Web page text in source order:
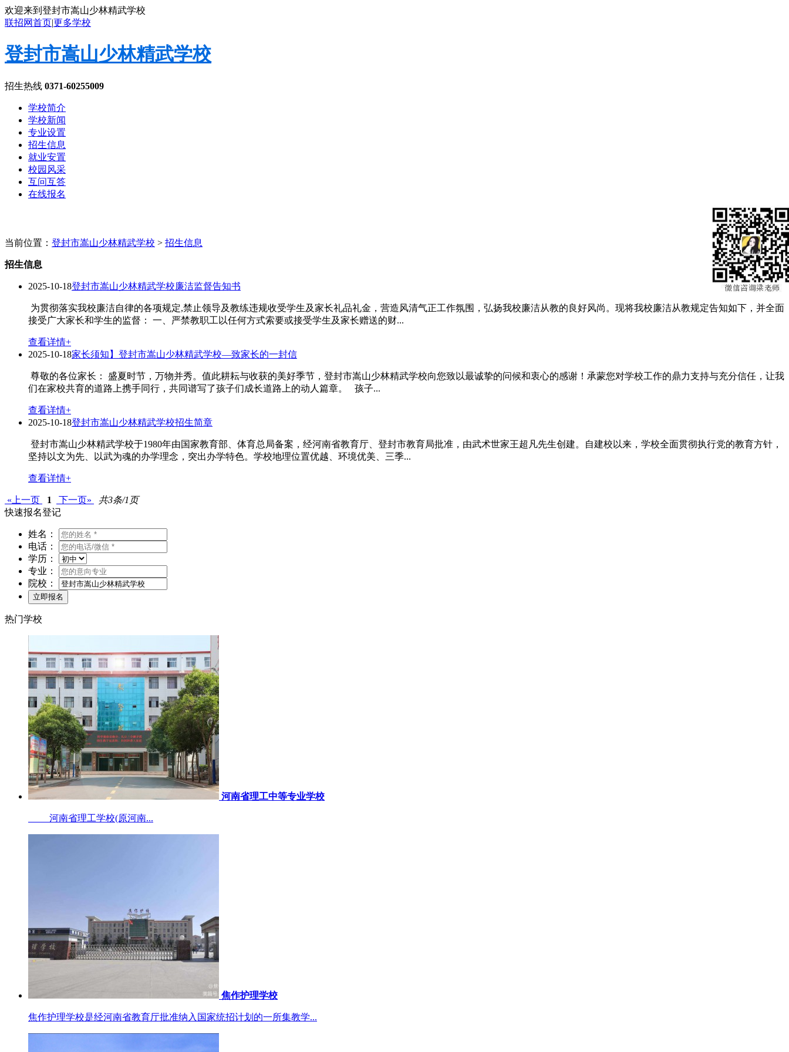
欢迎来到登封市嵩山少林精武学校
联招网首页|更多学校
登封市嵩山少林精武学校
招生热线 0371-60255009
学校简介
学校新闻
专业设置
招生信息
就业安置
校园风采
互问互答
在线报名
当前位置： 登封市嵩山少林精武学校 > 招生信息
招生信息
2025-10-18登封市嵩山少林精武学校廉洁监督告知书
为贯彻落实我校廉洁自律的各项规定,禁止领导及教练违规收受学生及家长礼品礼金，营造风清气正工作氛围，弘扬我校廉洁从教的良好风尚。现将我校廉洁从教规定告知如下，并全面
接受广大家长和学生的监督： 一、严禁教职工以任何方式索要或接受学生及家长赠送的财...
查看详情+
2025-10-18家长须知】登封市嵩山少林精武学校—致家长的一封信
尊敬的各位家长： 盛夏时节，万物并秀。值此耕耘与收获的美好季节，登封市嵩山少林精武学校向您致以最诚挚的问候和衷心的感谢！承蒙您对学校工作的鼎力支持与充分信任，让我
们在家校共育的道路上携手同行，共同谱写了孩子们成长道路上的动人篇章。 孩子...
查看详情+
2025-10-18登封市嵩山少林精武学校招生简章
登封市嵩山少林精武学校于1980年由国家教育部、体育总局备案，经河南省教育厅、登封市教育局批准，由武术世家王超凡先生创建。自建校以来，学校全面贯彻执行党的教育方针，
坚持以文为先、以武为魂的办学理念，突出办学特色。学校地理位置优越、环境优美、三季...
查看详情+
«上一页 1 下一页»
共3条/1页
快速报名登记
姓名：
电话：
学历：
专业：
院校：
热门学校
河南省理工中等专业学校
河南省理工学校(原河南...
焦作护理学校
焦作护理学校是经河南省教育厅批准纳入国家统招计划的一所集教学...